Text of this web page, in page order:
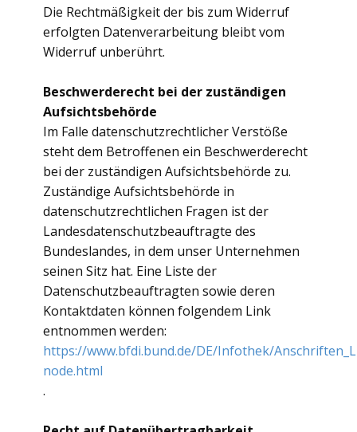
Die Rechtmäßigkeit der bis zum Widerruf
erfolgten Datenverarbeitung bleibt vom
Widerruf unberührt.
Beschwerderecht bei der zuständigen
Aufsichtsbehörde
Im Falle datenschutzrechtlicher Verstöße
steht dem Betroffenen ein Beschwerderecht
bei der zuständigen Aufsichtsbehörde zu.
Zuständige Aufsichtsbehörde in
datenschutzrechtlichen Fragen ist der
Landesdatenschutzbeauftragte des
Bundeslandes, in dem unser Unternehmen
seinen Sitz hat. Eine Liste der
Datenschutzbeauftragten sowie deren
Kontaktdaten können folgendem Link
entnommen werden:
https://www.bfdi.bund.de/DE/Infothek/
node.html
.